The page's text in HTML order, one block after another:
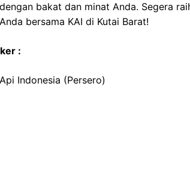
bakat dan minat Anda. Segera
bersama KAI di Kutai Barat!
:
Indonesia (Persero)